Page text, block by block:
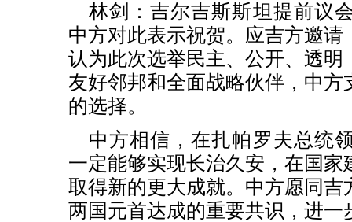
林剑：吉尔吉斯斯坦提前议
中方对此表示祝贺。应吉方邀请
认为此次选举民主、公开、透明
友好邻邦和全面战略伙伴，中方
的选择。
中方相信，在扎帕罗夫总统
一定能够实现长治久安，在国家
取得新的更大成就。中方愿同吉
两国元首达成的重要共识，进一